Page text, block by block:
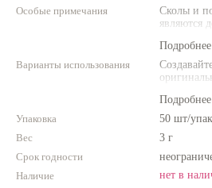
Каталог
Особые примечания
Сколы и
являются
товара
Подробнее
Варианты использования
размеры.
Подробнее
Упаковка
50 шт/упак
Вес
3 г
Срок годности
Наличие
нет в